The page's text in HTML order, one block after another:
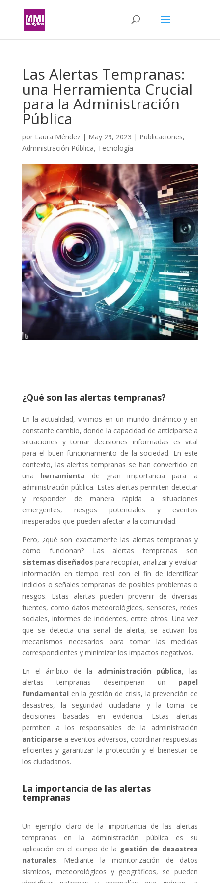
Las Alertas Tempranas:
una Herramienta Crucial
para la Administración
Pública
por Laura Méndez| May 29, 2023 | Publicaciones,
Administración Pública, Tecnología
¿Qué son las alertas tempranas?
En la actualidad, vivimos en un mundo dinámico y en
constante cambio, donde la capacidad de anticiparse a
situaciones y tomar decisiones informadas es vital
para el buen funcionamiento de la sociedad. En este
contexto, las alertas tempranas se han convertido en
una herramienta de gran importancia para la
administración pública. Estas alertas permiten detectar
y responder de manera rápida a situaciones
emergentes, riesgos potenciales y eventos
inesperados que pueden afectar a la comunidad.
Pero, ¿qué son exactamente las alertas tempranas y
cómo funcionan? Las alertas tempranas son
sistemas diseñados para recopilar, analizar y evaluar
información en tiempo real con el fin de identificar
indicios o señales tempranas de posibles problemas o
riesgos. Estas alertas pueden provenir de diversas
fuentes, como datos meteorológicos, sensores, redes
sociales, informes de incidentes, entre otros. Una vez
que se detecta una señal de alerta, se activan los
mecanismos necesarios para tomar las medidas
correspondientes y minimizar los impactos negativos.
En el ámbito de la administración pública, las
alertas tempranas desempeñan un papel
fundamental en la gestión de crisis, la prevención de
desastres, la seguridad ciudadana y la toma de
decisiones basadas en evidencia. Estas alertas
permiten a los responsables de la administración
anticiparse a eventos adversos, coordinar respuestas
eficientes y garantizar la protección y el bienestar de
los ciudadanos.
La importancia de las alertas
tempranas
Un ejemplo claro de la importancia de las alertas
tempranas en la administración pública es su
aplicación en el campo de la gestión de desastres
naturales. Mediante la monitorización de datos
sísmicos, meteorológicos y geográficos, se pueden